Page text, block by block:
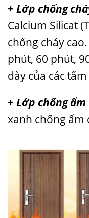
+ Lớp chống
Calcium Silicat
chống cháy
phút, 60 phút,
dày của các
+ Lớp chống ẩm
xanh chống